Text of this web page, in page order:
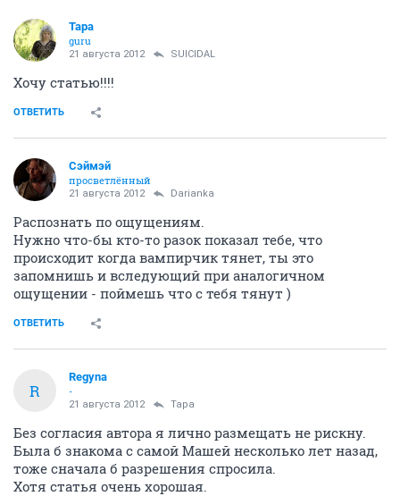
Тара
guru
21 августа 2012 SUICIDAL
Хочу статью!!!!
ОТВЕТИТЬ
Сэймэй
просветлённый
21 августа 2012 Darianka
Распознать по ощущениям.
Нужно что-бы кто-то разок показал тебе, что
происходит когда вампирчик тянет, ты это
запомнишь и вследующий при аналогичном
ощущении - поймешь что с тебя тянут )
ОТВЕТИТЬ
R
Regyna
-
21 августа 2012 Тара
Без согласия автора я лично размещать не рискну.
Была б знакома с самой Машей несколько лет назад,
тоже сначала б разрешения спросила.
Хотя статья очень хорошая.